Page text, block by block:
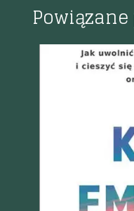
Szybki